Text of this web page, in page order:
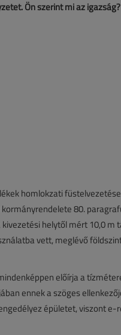
Ön szerint mi az igazság?
homlokzati
80.
helytől mért 10,0 m
vett, meglévő
előírja a
ennek a szöges
épületet, viszont